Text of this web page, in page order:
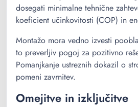
dosegati minimalne tehnične
koeficient učinkovitosti (COP) in
Montažo mora vedno izvesti
to preverljiv pogoj za pozitivno
Pomanjkanje ustreznih dokazil o
pomeni zavrnitev.
Omejitve in izključitve